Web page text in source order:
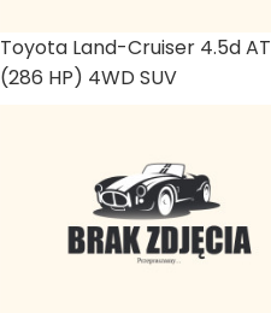
Toyota Land-Cruiser 4.5d AT
(286 HP) 4WD SUV